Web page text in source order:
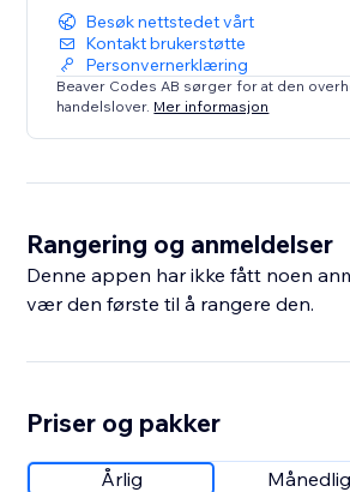
Besøk nettstedet vårt
Kontakt brukerstøtte
Personvernerklæring
Beaver Codes AB sørger for at den
handelslover. Mer informasjon
Rangering og anmeldelser
Denne appen har ikke fått noen
vær den første til å rangere den.
Priser og pakker
Årlig Månedlig